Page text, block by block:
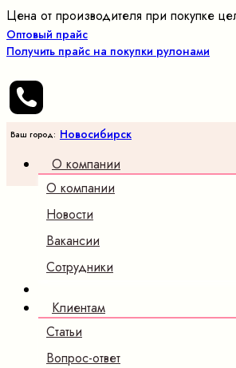
Цена от производителя при покупке
Оптовый прайс
Получить прайс на покупки рулонами
Ваш город: Новосибирск
О компании
О компании
Новости
Вакансии
Сотрудники
Клиентам
Статьи
Вопрос-ответ